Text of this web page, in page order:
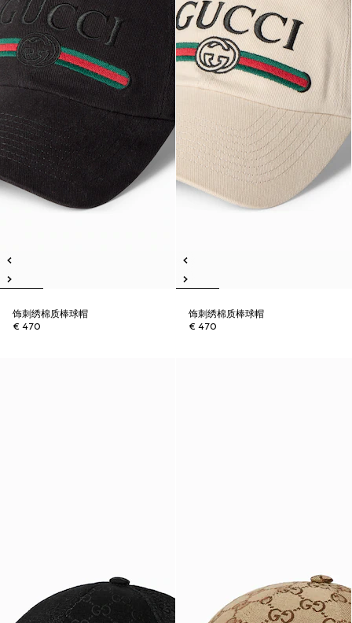
饰刺绣棉质棒球帽
€ 470
饰刺绣棉质棒球帽
€ 470